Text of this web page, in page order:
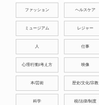
ファッション ヘルスケア
ミュージアム レジャー
人 仕事
心理/行動/考え方 映像
本/芸術 歴史/文化/宗教
科学 税/法律/制度